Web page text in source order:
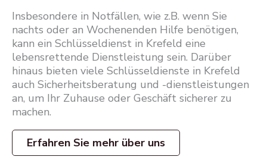
Insbesondere in Notfällen, wie z.B. wenn Sie
nachts oder an Wochenenden Hilfe benötigen,
kann ein Schlüsseldienst in Krefeld eine
lebensrettende Dienstleistung sein. Darüber
hinaus bieten viele Schlüsseldienste in Krefeld
auch Sicherheitsberatung und -dienstleistungen
an, um Ihr Zuhause oder Geschäft sicherer zu
machen.
Erfahren Sie mehr über uns